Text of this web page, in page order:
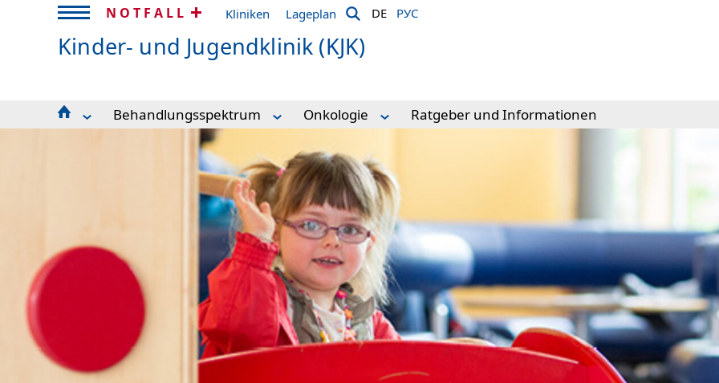
NOTFALL Kliniken Lageplan DE РУС
Kinder- und Jugendklinik (KJK)
Kinder integriertes Notfallzentrum (KiNZ)
Behandlungsspektrum
Stationen und Ambulanzen
Diagnostik für seltene Erkrankungen
Umfassende Betreuung
Forschung und klinische Studien
Ausbildung und Studium
Bewerbung bei uns
Für niedergelassene Ärzt*innen
Informationen für Patient*innen
Die Kliniken in der KJK
Behandlungsspektrum
Allergologie
Allgemeinpädiatrie
Blutkrankheiten
Blutstammzelltransplantation
Endokrinologie und Diabetologie
Epilepsiezentrum
Früh- und Neugeborenenmedizin
Gastroenterologie und Hepatologie
Gefäßfehlbildungen
Gerinnungsstörungen
Heimbeatmung
Immunologie
Infektiologie
Intensivmedizin
Onkologie
Team
Kontakt und Terminvereinbarung
Krankheiten
Diagnostik
Behandlung
Ratgeber und Informationen
Ratgeber und Informationen